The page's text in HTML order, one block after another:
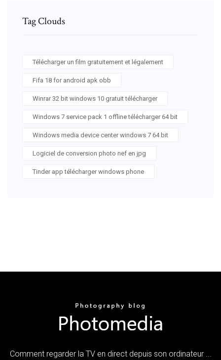
Tag Clouds
Télécharger un film gratuitement et légalement
Fifa 18 for android apk obb
Winrar 32 bit windows 10 gratuit télécharger
Windows 7 service pack 1 offline télécharger 64 bit
Windows media device center windows 7 64 bit
Logiciel de conversion photo nef en jpg
Tinder app télécharger windows phone
Comment regarder la TV en direct depuis son ordinateur ...